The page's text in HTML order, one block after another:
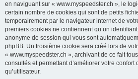
en naviguant sur « www.myspeedster.ch », le
certain nombre de cookies qui sont de petits
temporairement par le navigateur internet de
premiers cookies ne contiennent qu’un
anonyme de session qui vous sont
phpBB. Un troisième cookie sera créé lors de
« www.myspeedster.ch », archivant de ce fait
consultés et permettant d’améliorer votre confort
qu’utilisateur.